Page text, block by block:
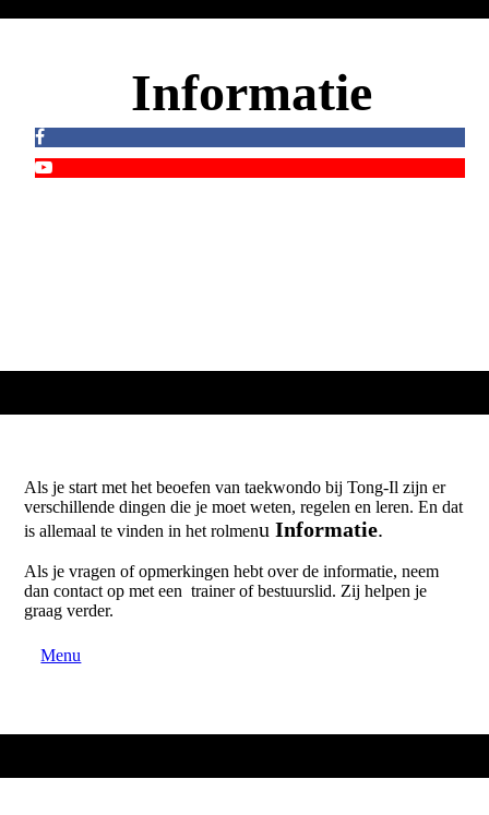
Informatie
Als je start met het beoefen van taekwondo bij Tong-Il zijn er
verschillende dingen die je moet weten, regelen en leren. En dat
is allemaal te vinden in het rolmenuInformatie.
Als je vragen of opmerkingen hebt over de informatie, neem
dan contact op met een trainer of bestuurslid. Zij helpen je
graag verder.
Menu